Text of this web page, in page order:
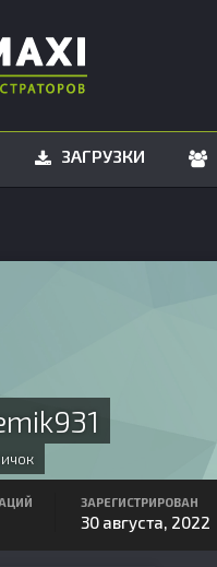
ЗАГРУЗКИ
ЗАРЕГИСТРИРОВАН
30 августа, 2022